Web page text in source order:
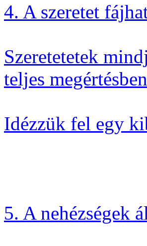
4. A szeretet
Szeretetetek
teljes
Idézzük fel egy
5. A nehézségek